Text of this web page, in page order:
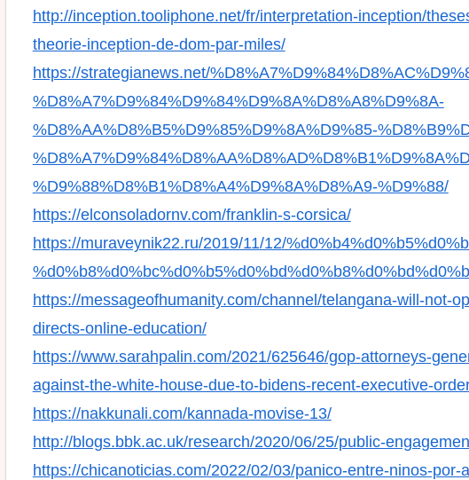
http://inception.tooliphone.net/fr/interpretation-inception/
theorie-inception-de-dom-par-miles/
https://strategianews.net/
%D8%A7%D9%84%D9%84%D9%8A%D8%A8%D9%8A-
%D8%AA%D8%B5%D9%85%D9%8A%D9%85-
%D9%88%D8%B1%D8%A4%D9%8A%D8%A9-%D9%88/
https://elconsoladornv.com/franklin-s-corsica/
https://muraveynik22.ru/2019/11/12/
https://messageofhumanity.com/channel/telangana-will-not-
directs-online-education/
https://www.sarahpalin.com/2021/625646/gop-attorneys-
against-the-white-house-due-to-bidens-recent-executive-
https://nakkunali.com/kannada-movise-13/
http://blogs.bbk.ac.uk/research/2020/06/25/public-
https://chicanoticias.com/2022/02/03/panico-entre-ninos-